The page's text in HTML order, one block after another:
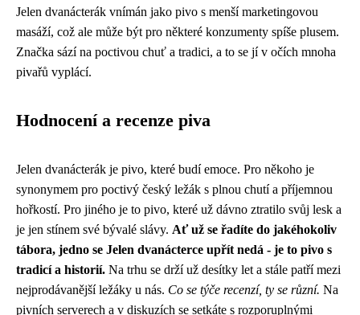
Jelen dvanácterák vnímán jako pivo s menší marketingovou
masáží, což ale může být pro některé konzumenty spíše plusem.
Značka sází na poctivou chuť a tradici, a to se jí v očích mnoha
pivařů vyplácí.
Hodnocení a recenze piva
Jelen dvanácterák je pivo, které budí emoce. Pro někoho je
synonymem pro poctivý český ležák s plnou chutí a příjemnou
hořkostí. Pro jiného je to pivo, které už dávno ztratilo svůj lesk a
je jen stínem své bývalé slávy. Ať už se řadíte do jakéhokoliv
tábora, jedno se Jelen dvanácterce upřít nedá - je to pivo s
tradicí a historií. Na trhu se drží už desítky let a stále patří mezi
nejprodávanější ležáky u nás. Co se týče recenzí, ty se různí. Na
pivních serverech a v diskuzích se setkáte s rozporuplnými